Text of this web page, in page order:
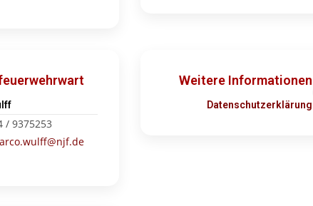
/ 9375253
Weitere Informationen
Datenschutzerklärung